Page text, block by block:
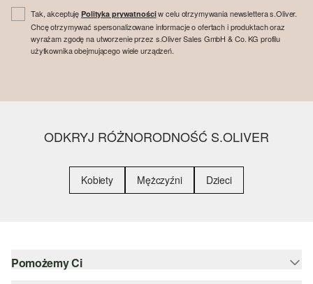
Tak, akceptujęPolityka prywatnościw celu otrzymywania newslettera s.Oliver.
Chcę otrzymywać spersonalizowane informacje o ofertach i produktach oraz
wyrażam zgodę na utworzenie przez s.Oliver Sales GmbH & Co. KG profilu
użytkownika obejmującego wiele urządzeń.
ODKRYJ RÓŻNORODNOŚĆ S.OLIVER
Kobiety Mężczyźni Dzieci
Pomożemy Ci